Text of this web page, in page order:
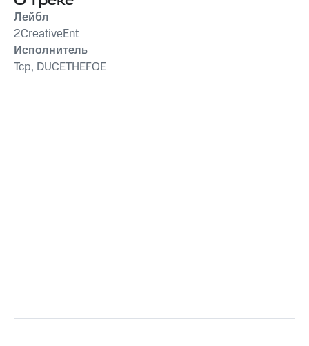
Лейбл
2CreativeEnt
Исполнитель
Tcp, DUCETHEFOE